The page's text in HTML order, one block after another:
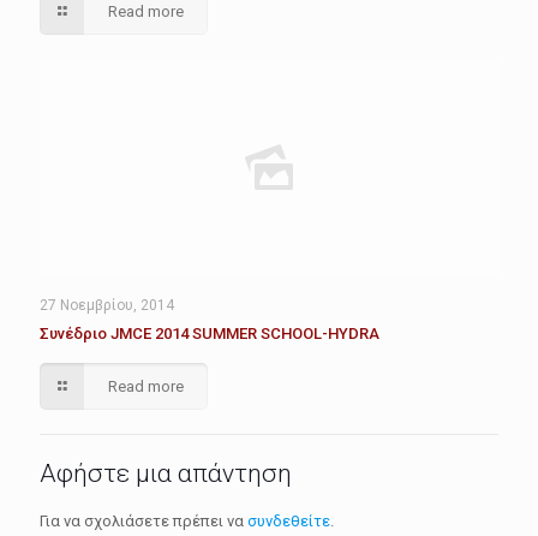
Read more
27 Νοεμβρίου, 2014
Συνέδριο JMCE 2014 SUMMER SCHOOL-HYDRA
Read more
Αφήστε μια απάντηση
Για να σχολιάσετε πρέπει να συνδεθείτε